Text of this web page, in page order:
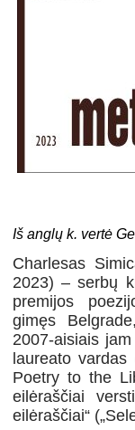
Iš anglų k. vertė
Charlesas
2023) – serbų
premijos
gimęs
2007-aisiais
laureato
Poetry to the
eilėraščiai
eilėraščiai“